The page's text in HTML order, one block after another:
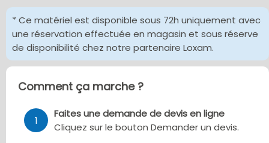
* Ce matériel est disponible sous 72h uniquement avec
une réservation effectuée en magasin et sous réserve
de disponibilité chez notre partenaire Loxam.
Comment ça marche ?
1
Faites une demande de devis en ligne
Cliquez sur le bouton Demander un devis.